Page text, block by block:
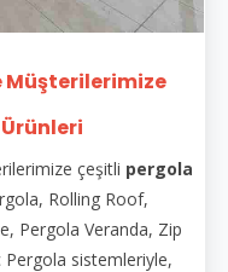
Müşterilerimize
çeşitli pergola
Rolling Roof,
Pergola Veranda, Zip
sistemleriyle,